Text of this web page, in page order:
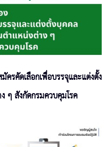
ครคัดเลือกเพื่อบรรจุและแต่งตั้ง
ๆ สังกัดกรมควบคุมโรค